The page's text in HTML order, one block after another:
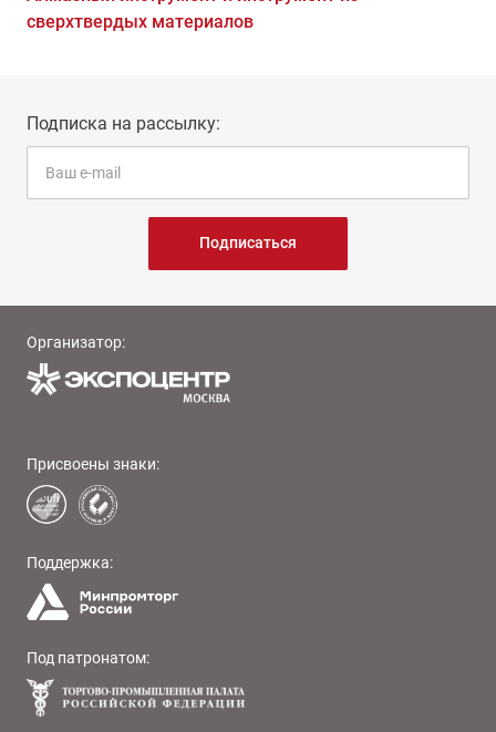
сверхтвердых материалов
Подписка на рассылку:
Подписаться
Организатор:
Присвоены знаки:
Поддержка:
Под патронатом: